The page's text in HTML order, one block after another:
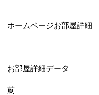
ホームページお部屋詳細
お部屋詳細データ
薊